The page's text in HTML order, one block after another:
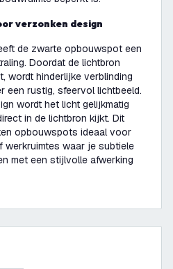
verzonken design
de zwarte opbouwspot een
Doordat de lichtbron
wordt hinderlijke verblinding
een rustig, sfeervol lichtbeeld.
wordt het licht gelijkmatig
in de lichtbron kijkt. Dit
opbouwspots ideaal voor
werkruimtes waar je subtiele
met een stijlvolle afwerking